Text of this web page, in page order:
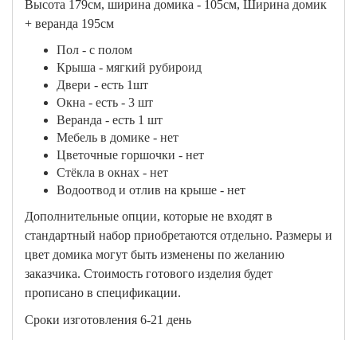
Высота 179см, ширина домика - 105см, Ширина домик
+ веранда 195см
Пол - с полом
Крыша - мягкий рубироид
Двери - есть 1шт
Окна - есть - 3 шт
Веранда - есть 1 шт
Мебель в домике - нет
Цветочные горшочки - нет
Стёкла в окнах - нет
Водоотвод и отлив на крыше - нет
Дополнительные опции, которые не входят в
стандартный набор приобретаются отдельно. Размеры и
цвет домика могут быть изменены по желанию
заказчика. Стоимость готового изделия будет
прописано в спецификации.
Сроки изготовления 6-21 день